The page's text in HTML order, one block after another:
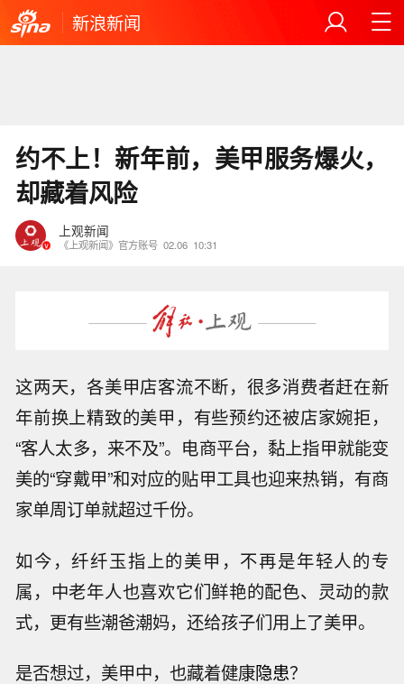
新浪新闻
约不上！新年前，美甲服务爆火，
却藏着风险
上观新闻
《上观新闻》官方账号 02.06 10:31
这两天，各美甲店客流不断，很多消费者赶在新
年前换上精致的美甲，有些预约还被店家婉拒，
“客人太多，来不及”。电商平台，黏上指甲就能变
美的“穿戴甲”和对应的贴甲工具也迎来热销，有商
家单周订单就超过千份。
如今，纤纤玉指上的美甲，不再是年轻人的专
属，中老年人也喜欢它们鲜艳的配色、灵动的款
式，更有些潮爸潮妈，还给孩子们用上了美甲。
是否想过，美甲中，也藏着健康隐患？